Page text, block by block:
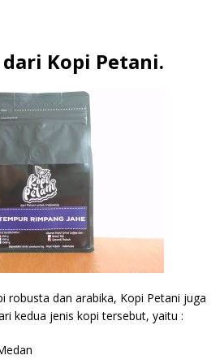
Kopi Petani.
robusta dan arabika, Kopi Petani juga
kedua jenis kopi tersebut, yaitu :